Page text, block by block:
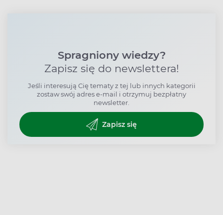
Spragniony wiedzy?
Zapisz się do newslettera!
Jeśli interesują Cię tematy z tej lub innych kategorii
zostaw swój adres e-mail i otrzymuj bezpłatny
newsletter.
Zapisz się